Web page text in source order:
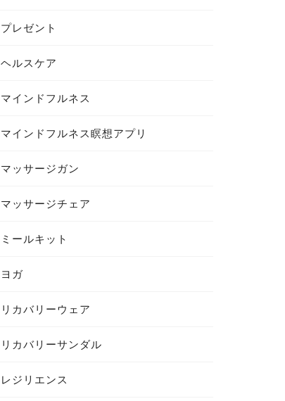
プレゼント
ヘルスケア
マインドフルネス
マインドフルネス瞑想アプリ
マッサージガン
マッサージチェア
ミールキット
ヨガ
リカバリーウェア
リカバリーサンダル
レジリエンス